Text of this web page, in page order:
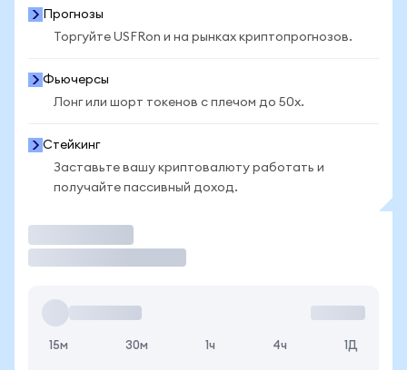
Прогнозы
Торгуйте USFRon и на рынках криптопрогнозов.
Фьючерсы
Лонг или шорт токенов с плечом до 50x.
Стейкинг
Заставьте вашу криптовалюту работать и
получайте пассивный доход.
15м 30м 1ч 4ч 1Д